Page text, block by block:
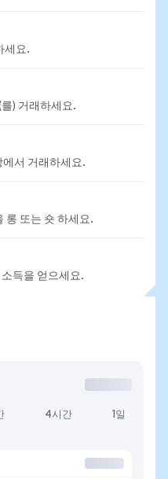
세요.
) 거래하세요.
에서 거래하세요.
롱 또는 숏 하세요.
득을 얻으세요.
4시간 1일